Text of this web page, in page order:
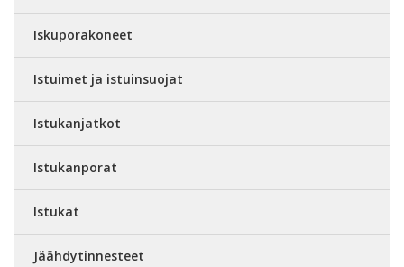
Iskuporakoneet
Istuimet ja istuinsuojat
Istukanjatkot
Istukanporat
Istukat
Jäähdytinnesteet